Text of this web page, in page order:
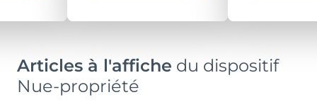
Articles à l'affiche du dispositif
Nue-propriété